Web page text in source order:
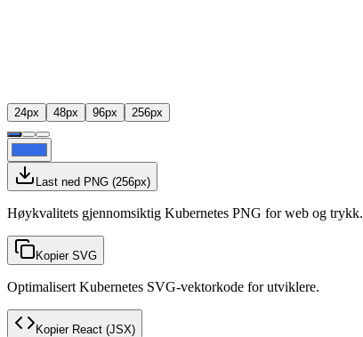
24px 48px 96px 256px
Last ned PNG (256px)
Høykvalitets gjennomsiktig Kubernetes PNG for web og trykk.
Kopier SVG
Optimalisert Kubernetes SVG-vektorkode for utviklere.
Kopier React (JSX)